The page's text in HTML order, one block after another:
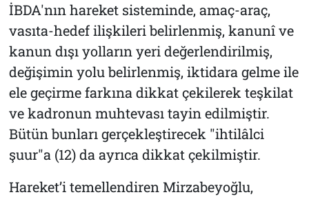
İBDA'nın hareket sisteminde, amaç-araç,
vasıta-hedef ilişkileri belirlenmiş, kanunî ve
kanun dışı yolların yeri değerlendirilmiş,
değişimin yolu belirlenmiş, iktidara gelme ile
ele geçirme farkına dikkat çekilerek teşkilat
ve kadronun muhtevası tayin edilmiştir.
Bütün bunları gerçekleştirecek "ihtilâlci
şuur"a (12) da ayrıca dikkat çekilmiştir.
Hareket’i temellendiren Mirzabeyoğlu,